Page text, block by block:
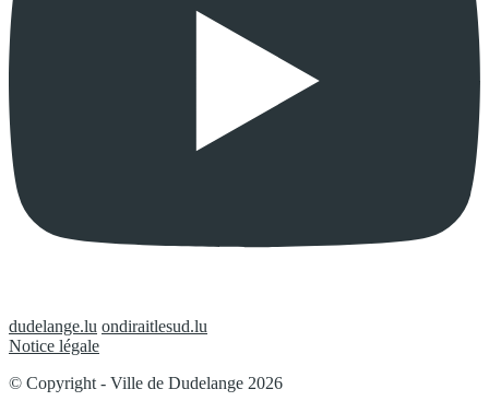
dudelange.lu ondiraitlesud.lu
Notice légale
© Copyright - Ville de Dudelange 2026